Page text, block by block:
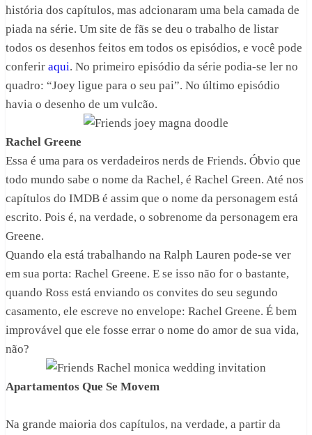
história dos capítulos, mas adcionaram uma bela camada de
piada na série. Um site de fãs se deu o trabalho de listar
todos os desenhos feitos em todos os episódios, e você pode
conferir aqui. No primeiro episódio da série podia-se ler no
quadro: “Joey ligue para o seu pai”. No último episódio
havia o desenho de um vulcão.
Rachel Greene
Essa é uma para os verdadeiros nerds de Friends. Óbvio que
todo mundo sabe o nome da Rachel, é Rachel Green. Até nos
capítulos do IMDB é assim que o nome da personagem está
escrito. Pois é, na verdade, o sobrenome da personagem era
Greene.
Quando ela está trabalhando na Ralph Lauren pode-se ver
em sua porta: Rachel Greene. E se isso não for o bastante,
quando Ross está enviando os convites do seu segundo
casamento, ele escreve no envelope: Rachel Greene. É bem
improvável que ele fosse errar o nome do amor de sua vida,
não?
Apartamentos Que Se Movem
Na grande maioria dos capítulos, na verdade, a partir da